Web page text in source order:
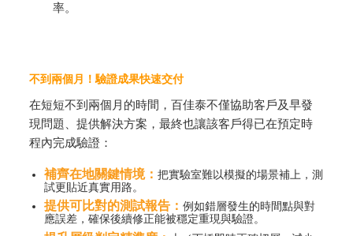
率。
不到兩個月！驗證成果快速交付
在短短不到兩個月的時間，百佳泰不僅協助客戶及早發
現問題、提供解決方案，最終也讓該客戶得已在預定時
程內完成驗證：
補齊在地關鍵情境： 把實驗室難以模擬的場景補上，測
試更貼近真實用路。
提供可比對的測試報告： 例如錯層發生的時間點與對
應誤差，確保後續修正能被穩定重現與驗證。